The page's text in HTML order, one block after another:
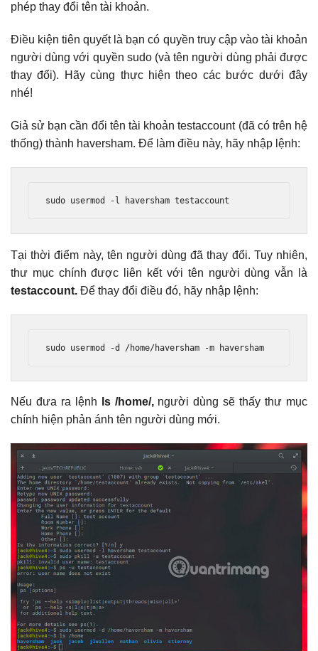
phép thay đổi tên tài khoản.
Điều kiện tiên quyết là bạn có quyền truy cập vào tài khoản
người dùng với quyền sudo (và tên người dùng phải được
thay đổi). Hãy cùng thực hiện theo các bước dưới đây
nhé!
Giả sử bạn cần đổi tên tài khoản testaccount (đã có trên hệ
thống) thành haversham. Để làm điều này, hãy nhập lệnh:
sudo usermod -l haversham testaccount
Tại thời điểm này, tên người dùng đã thay đổi. Tuy nhiên,
thư mục chính được liên kết với tên người dùng vẫn là
testaccount. Để thay đổi điều đó, hãy nhập lệnh:
sudo usermod -d /home/haversham -m haversham
Nếu đưa ra lệnh ls /home/,người dùng sẽ thấy thư mục
chính hiện phản ánh tên người dùng mới.